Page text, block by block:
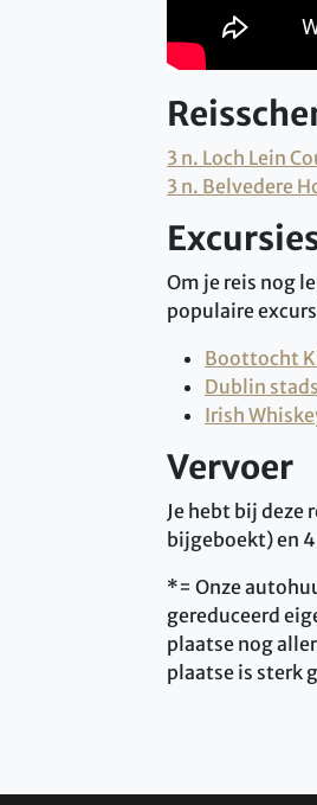
3 n. Loch Lein
3 n. Belvedere
Om je reis nog
populaire
Boottocht
Dublin
Irish
Vervoer
Je hebt bij deze
bijgeboekt) en
*= Onze
gereduceerd
plaatse nog
plaatse is sterk